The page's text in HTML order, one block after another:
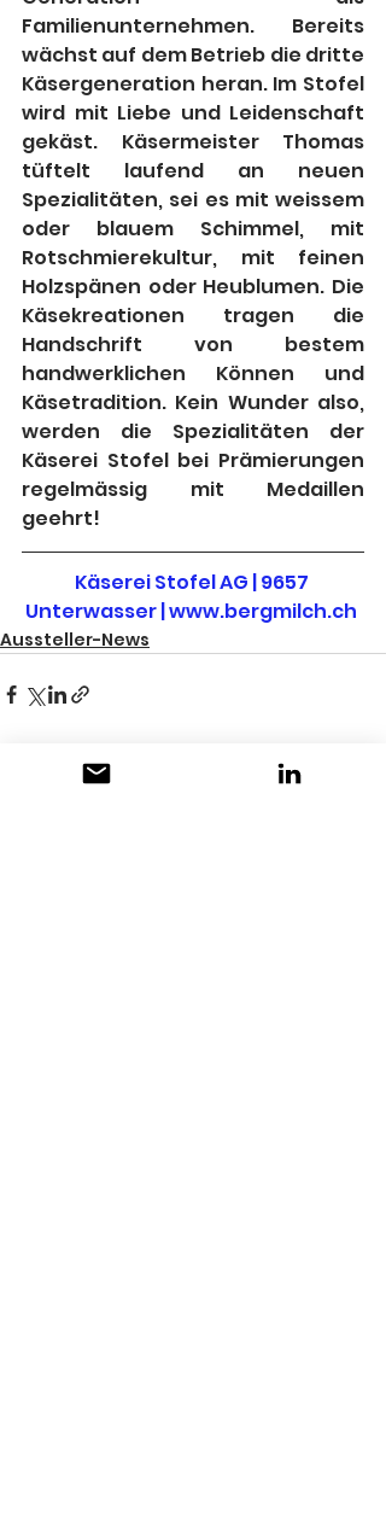
Familienunternehmen. Bereits
wächst auf dem Betrieb die dritte
Käsergeneration heran. Im Stofel
wird mit Liebe und Leidenschaft
gekäst. Käsermeister Thomas
tüftelt laufend an neuen
Spezialitäten, sei es mit weissem
oder blauem Schimmel, mit
Rotschmierekultur, mit feinen
Holzspänen oder Heublumen. Die
Käsekreationen tragen die
Handschrift von bestem
handwerklichen Können und
Käsetradition. Kein Wunder also,
werden die Spezialitäten der
Käserei Stofel bei Prämierungen
regelmässig mit Medaillen
geehrt!
Käserei Stofel AG | 9657
Unterwasser | www.bergmilch.ch
Aussteller-News
Aktuelle Beiträge Alle ansehen